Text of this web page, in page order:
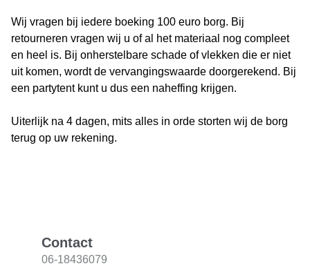
Wij vragen bij iedere boeking 100 euro borg. Bij
retourneren vragen wij u of al het materiaal nog compleet
en heel is. Bij onherstelbare schade of vlekken die er niet
uit komen, wordt de vervangingswaarde doorgerekend. Bij
een partytent kunt u dus een naheffing krijgen.
Uiterlijk na 4 dagen, mits alles in orde storten wij de borg
terug op uw rekening.
Contact
06-18436079